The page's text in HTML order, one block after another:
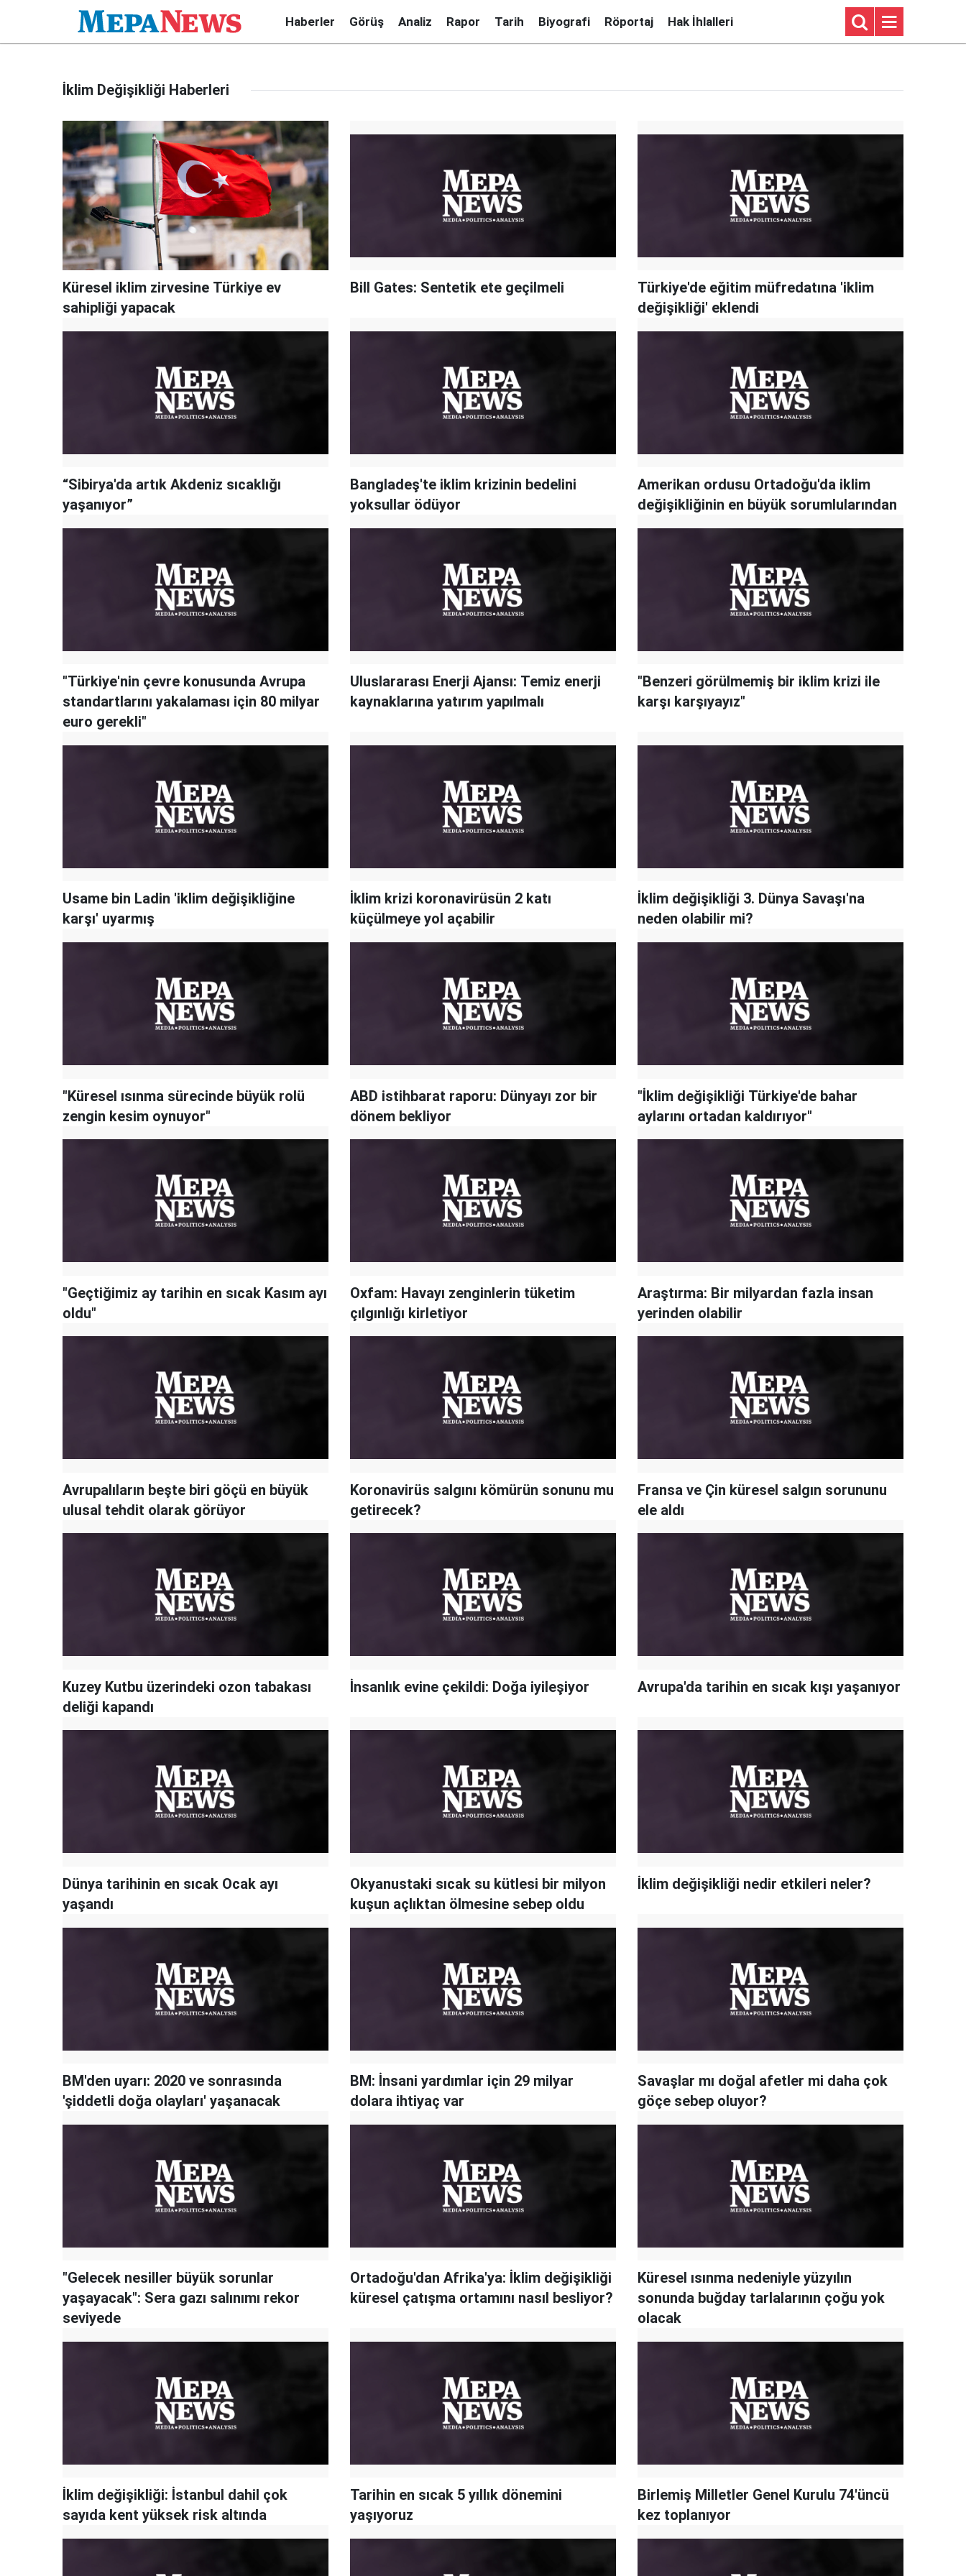
Haberler Görüş Analiz Rapor Tarih Biyografi Röportaj Hak İhlalleri
İklim Değişikliği Haberleri
Küresel iklim zirvesine Türkiye ev
sahipliği yapacak
Bill Gates: Sentetik ete geçilmeli
Türkiye'de eğitim müfredatına 'iklim
değişikliği' eklendi
“Sibirya'da artık Akdeniz sıcaklığı
yaşanıyor”
Bangladeş'te iklim krizinin bedelini
yoksullar ödüyor
Amerikan ordusu Ortadoğu'da iklim
değişikliğinin en büyük sorumlularından
"Türkiye'nin çevre konusunda Avrupa
standartlarını yakalaması için 80 milyar
euro gerekli"
Uluslararası Enerji Ajansı: Temiz enerji
kaynaklarına yatırım yapılmalı
"Benzeri görülmemiş bir iklim krizi ile
karşı karşıyayız"
Usame bin Ladin 'iklim değişikliğine
karşı' uyarmış
İklim krizi koronavirüsün 2 katı
küçülmeye yol açabilir
İklim değişikliği 3. Dünya Savaşı'na
neden olabilir mi?
"Küresel ısınma sürecinde büyük rolü
zengin kesim oynuyor"
ABD istihbarat raporu: Dünyayı zor bir
dönem bekliyor
"İklim değişikliği Türkiye'de bahar
aylarını ortadan kaldırıyor"
"Geçtiğimiz ay tarihin en sıcak Kasım ayı
oldu"
Oxfam: Havayı zenginlerin tüketim
çılgınlığı kirletiyor
Araştırma: Bir milyardan fazla insan
yerinden olabilir
Avrupalıların beşte biri göçü en büyük
ulusal tehdit olarak görüyor
Koronavirüs salgını kömürün sonunu mu
getirecek?
Fransa ve Çin küresel salgın sorununu
ele aldı
Kuzey Kutbu üzerindeki ozon tabakası
deliği kapandı
İnsanlık evine çekildi: Doğa iyileşiyor Avrupa'da tarihin en sıcak kışı yaşanıyor
Dünya tarihinin en sıcak Ocak ayı
yaşandı
Okyanustaki sıcak su kütlesi bir milyon
kuşun açlıktan ölmesine sebep oldu
İklim değişikliği nedir etkileri neler?
BM'den uyarı: 2020 ve sonrasında
'şiddetli doğa olayları' yaşanacak
BM: İnsani yardımlar için 29 milyar
dolara ihtiyaç var
Savaşlar mı doğal afetler mi daha çok
göçe sebep oluyor?
"Gelecek nesiller büyük sorunlar
yaşayacak": Sera gazı salınımı rekor
seviyede
Ortadoğu'dan Afrika'ya: İklim değişikliği
küresel çatışma ortamını nasıl besliyor?
Küresel ısınma nedeniyle yüzyılın
sonunda buğday tarlalarının çoğu yok
olacak
İklim değişikliği: İstanbul dahil çok
sayıda kent yüksek risk altında
Tarihin en sıcak 5 yıllık dönemini
yaşıyoruz
Birlemiş Milletler Genel Kurulu 74'üncü
kez toplanıyor